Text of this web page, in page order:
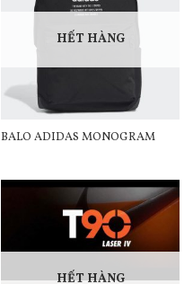
HẾT HÀNG
BALO ADIDAS MONOGRAM
HẾT HÀNG